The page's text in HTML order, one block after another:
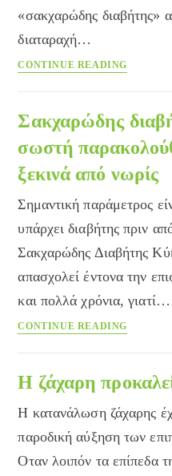
«σακχαρώδης διαβήτης»
διαταραχή…
CONTINUE READING
διαβήτης;
Σακχαρώδης
σωστή
ξεκινά από νωρίς
Σημαντική παράμετρος
υπάρχει διαβήτης πριν
Σακχαρώδης Διαβήτης
απασχολεί έντονα την
και πολλά χρόνια, γιατί…
CONTINUE READING
ξεκινά
Η ζάχαρη
Η κατανάλωση ζάχαρης
παροδική αύξηση των
Οταν λοιπόν τα επίπεδα